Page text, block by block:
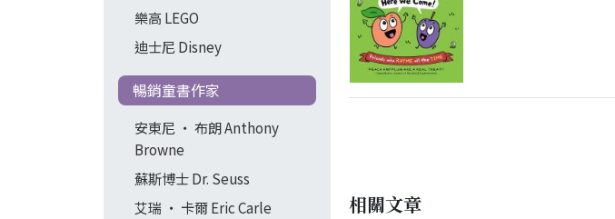
樂高 LEGO
迪士尼 Disney
暢銷童書作家
安東尼 ‧ 布朗 Anthony
Browne
蘇斯博士 Dr. Seuss
艾瑞 ‧ 卡爾 Eric Carle
相關文章